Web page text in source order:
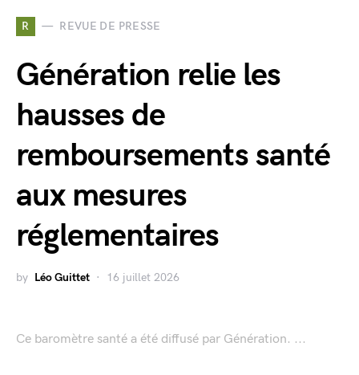
R REVUE DE PRESSE
Génération relie les
hausses de
remboursements santé
aux mesures
réglementaires
by Léo Guittet 16 juillet 2026
Ce baromètre santé a été diffusé par Génération. ...